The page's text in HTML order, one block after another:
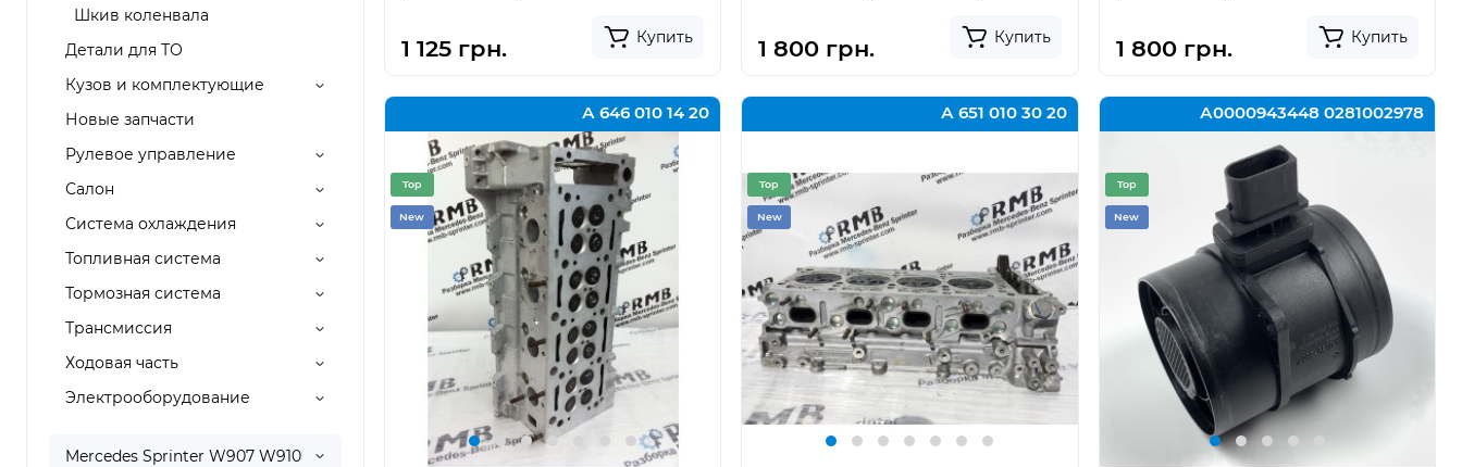
Шкив коленвала
Детали для ТО
Кузов и комплектующие
Новые запчасти
Рулевое управление
Салон
Система охлаждения
Топливная система
Тормозная система
Трансмиссия
Ходовая часть
Электрооборудование
Mercedes Sprinter W907 W910
1 125 грн. Купить 1 800 грн. Купить 1 800 грн. Купить
А 646 010 14 20
Top
New
А 651 010 30 20
Top
New
А0000943448 0281002978
Top
New